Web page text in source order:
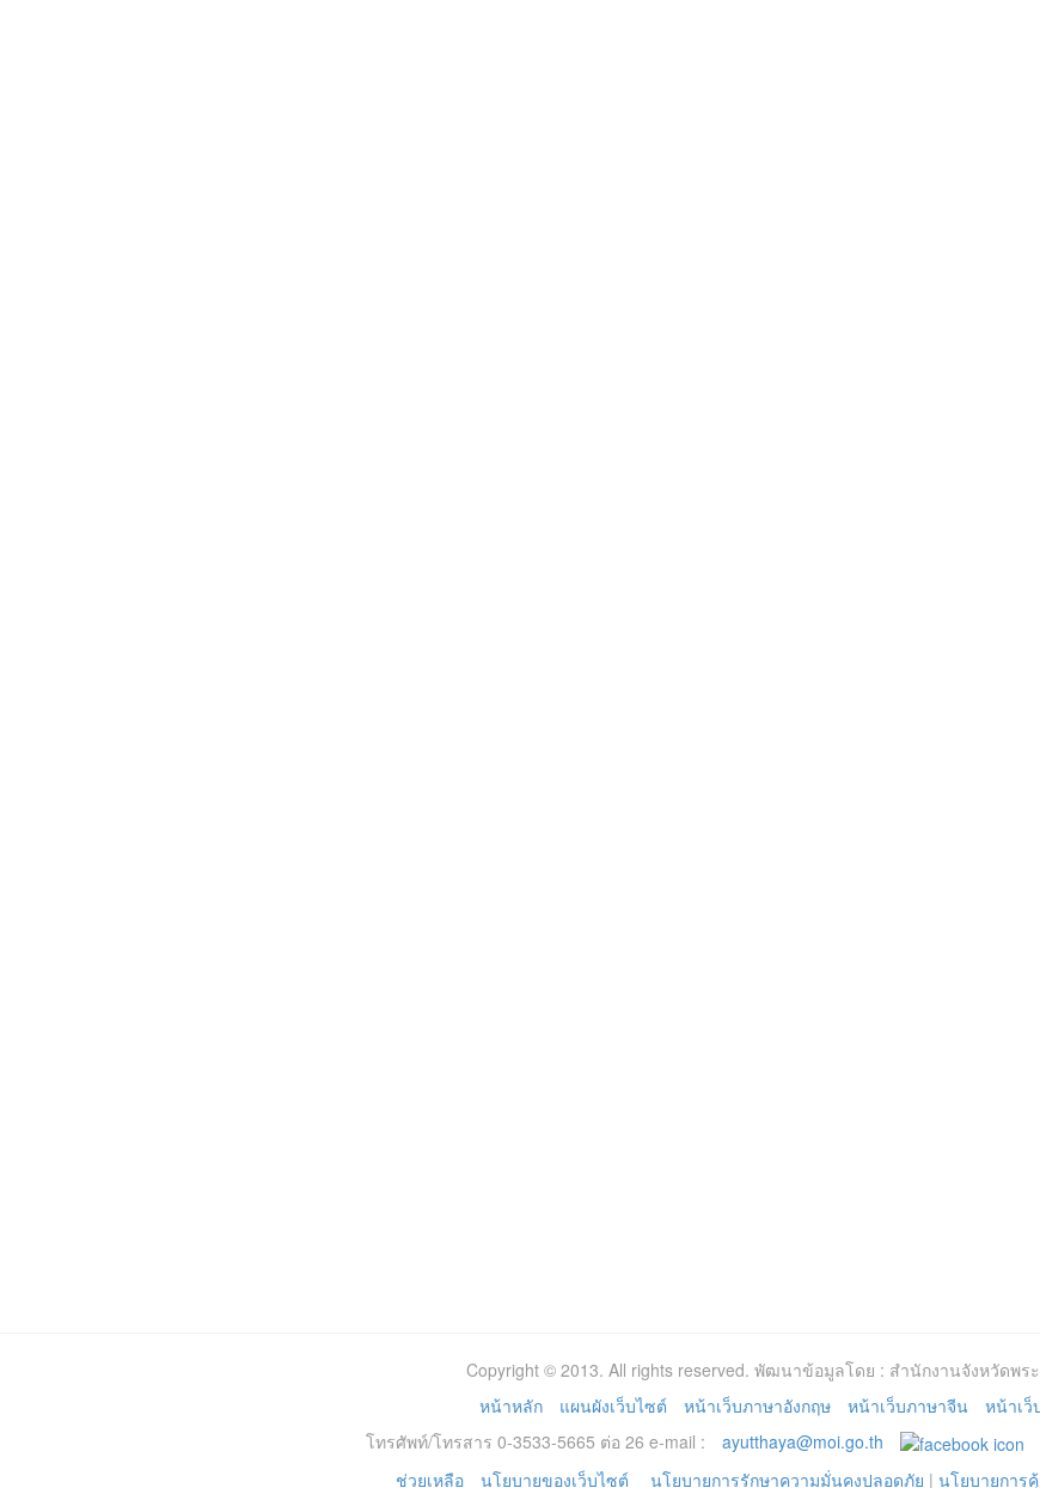
Copyright © 2013. All rights reserved. พัฒนาข้อมูลโดย : สำนักงานจังหวัดพร
หน้าหลัก
แผนผังเว็บไซต์ หน้าเว็บภาษาอังกฤษ หน้าเว็บภาษาจีน
หน้าเ
โทรศัพท์/โทรสาร 0-3533-5665 ต่อ 26 e-mail :
ayutthaya@moi.go.th
ช่วยเหลือ
นโยบายของเว็บไซต์ นโยบายการรักษาความมั่นคงปลอดภัย | นโยบายการ